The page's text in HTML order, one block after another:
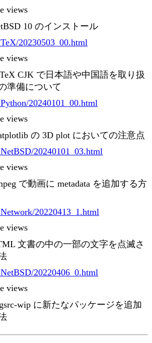
views
10 のインストール
20230503_00.html
views
CJK で日本語や中国語を取り扱
準備について
20240101_00.html
views
の 3D plot においての注意点
20240101_03.html
views
で動画に metadata を追加する方
20220413_1.html
views
文書の中の一部の文字を点滅さ
20220406_0.html
views
wip に新たなパッケージを追加